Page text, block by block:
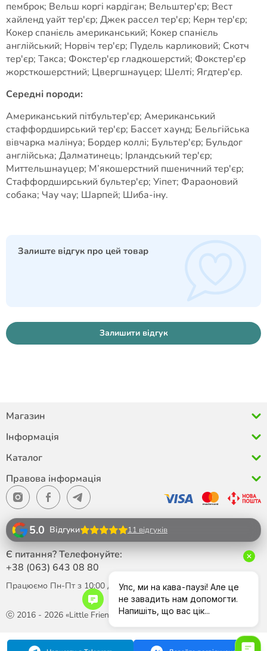
пемброк; Вельш коргі кардіган; Вельштер'єр; Вест
хайленд уайт тер'єр; Джек рассел тер'єр; Керн тер'єр;
Кокер спанієль американський; Кокер спанієль
англійський; Норвіч тер'єр; Пудель карликовий; Скотч
тер'єр; Такса; Фокстер'єр гладкошерстий; Фокстер'єр
жорсткошерстний; Цвергшнауцер; Шелті; Ягдтер'єр.
Середні породи:
Американський пітбультер'єр; Американський
стаффордширський тер'єр; Бассет хаунд; Бельгійська
вівчарка малінуа; Бордер коллі; Бультер'єр; Бульдог
англійська; Далматинець; Ірландський тер'єр;
Миттельшнауцер; М’якошерстний пшеничний тер'єр;
Стаффордширський бультер'єр; Уіпет; Фараоновий
собака; Чау чау; Шарпей; Шиба-іну.
Залиште відгук про цей товар
Залишити відгук
Магазин
Інформація
Каталог
Правова інформація
ⓒ 2016 - 2026 «Little Friend»
5.0 Відгуки 11 відгуків
Є питання? Телефонуйте:
+38 (063) 643 08 80
Працюємо Пн-Пт з 10:00 до 18:00